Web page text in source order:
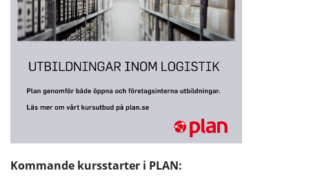
Kommande kursstarter i PLAN: